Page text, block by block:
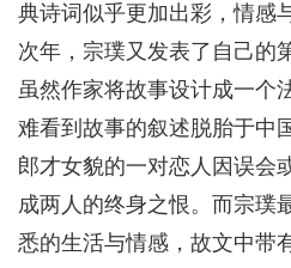
典诗词似乎更加出彩，情感
次年，宗璞又发表了自己的
虽然作家将故事设计成一个
难看到故事的叙述脱胎于中
郎才女貌的一对恋人因误会
成两人的终身之恨。而宗璞
悉的生活与情感，故文中带